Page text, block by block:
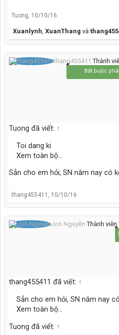
Tuong, 10/10/16
Xuanlynh, XuanThang và
thang455411 Thành
Bắt buộc phải
Tuong đã viết: ↑
Toi dang ki
Xem toàn bộ...
Sẳn cho em hỏi, SN năm nay có
thang455411 , 10/10/16
Jon Nguyễn Thành
Đi để về, cho để
thang455411 đã viết: ↑
Sẳn cho em hỏi, SN năm nay
Xem toàn bộ...
Tuong đã viết: ↑